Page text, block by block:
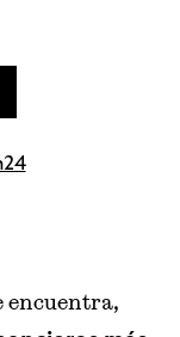
encuentra,